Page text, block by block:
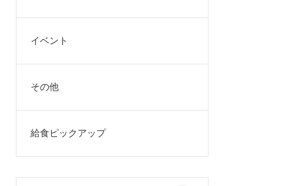
イベント
その他
給食ピックアップ